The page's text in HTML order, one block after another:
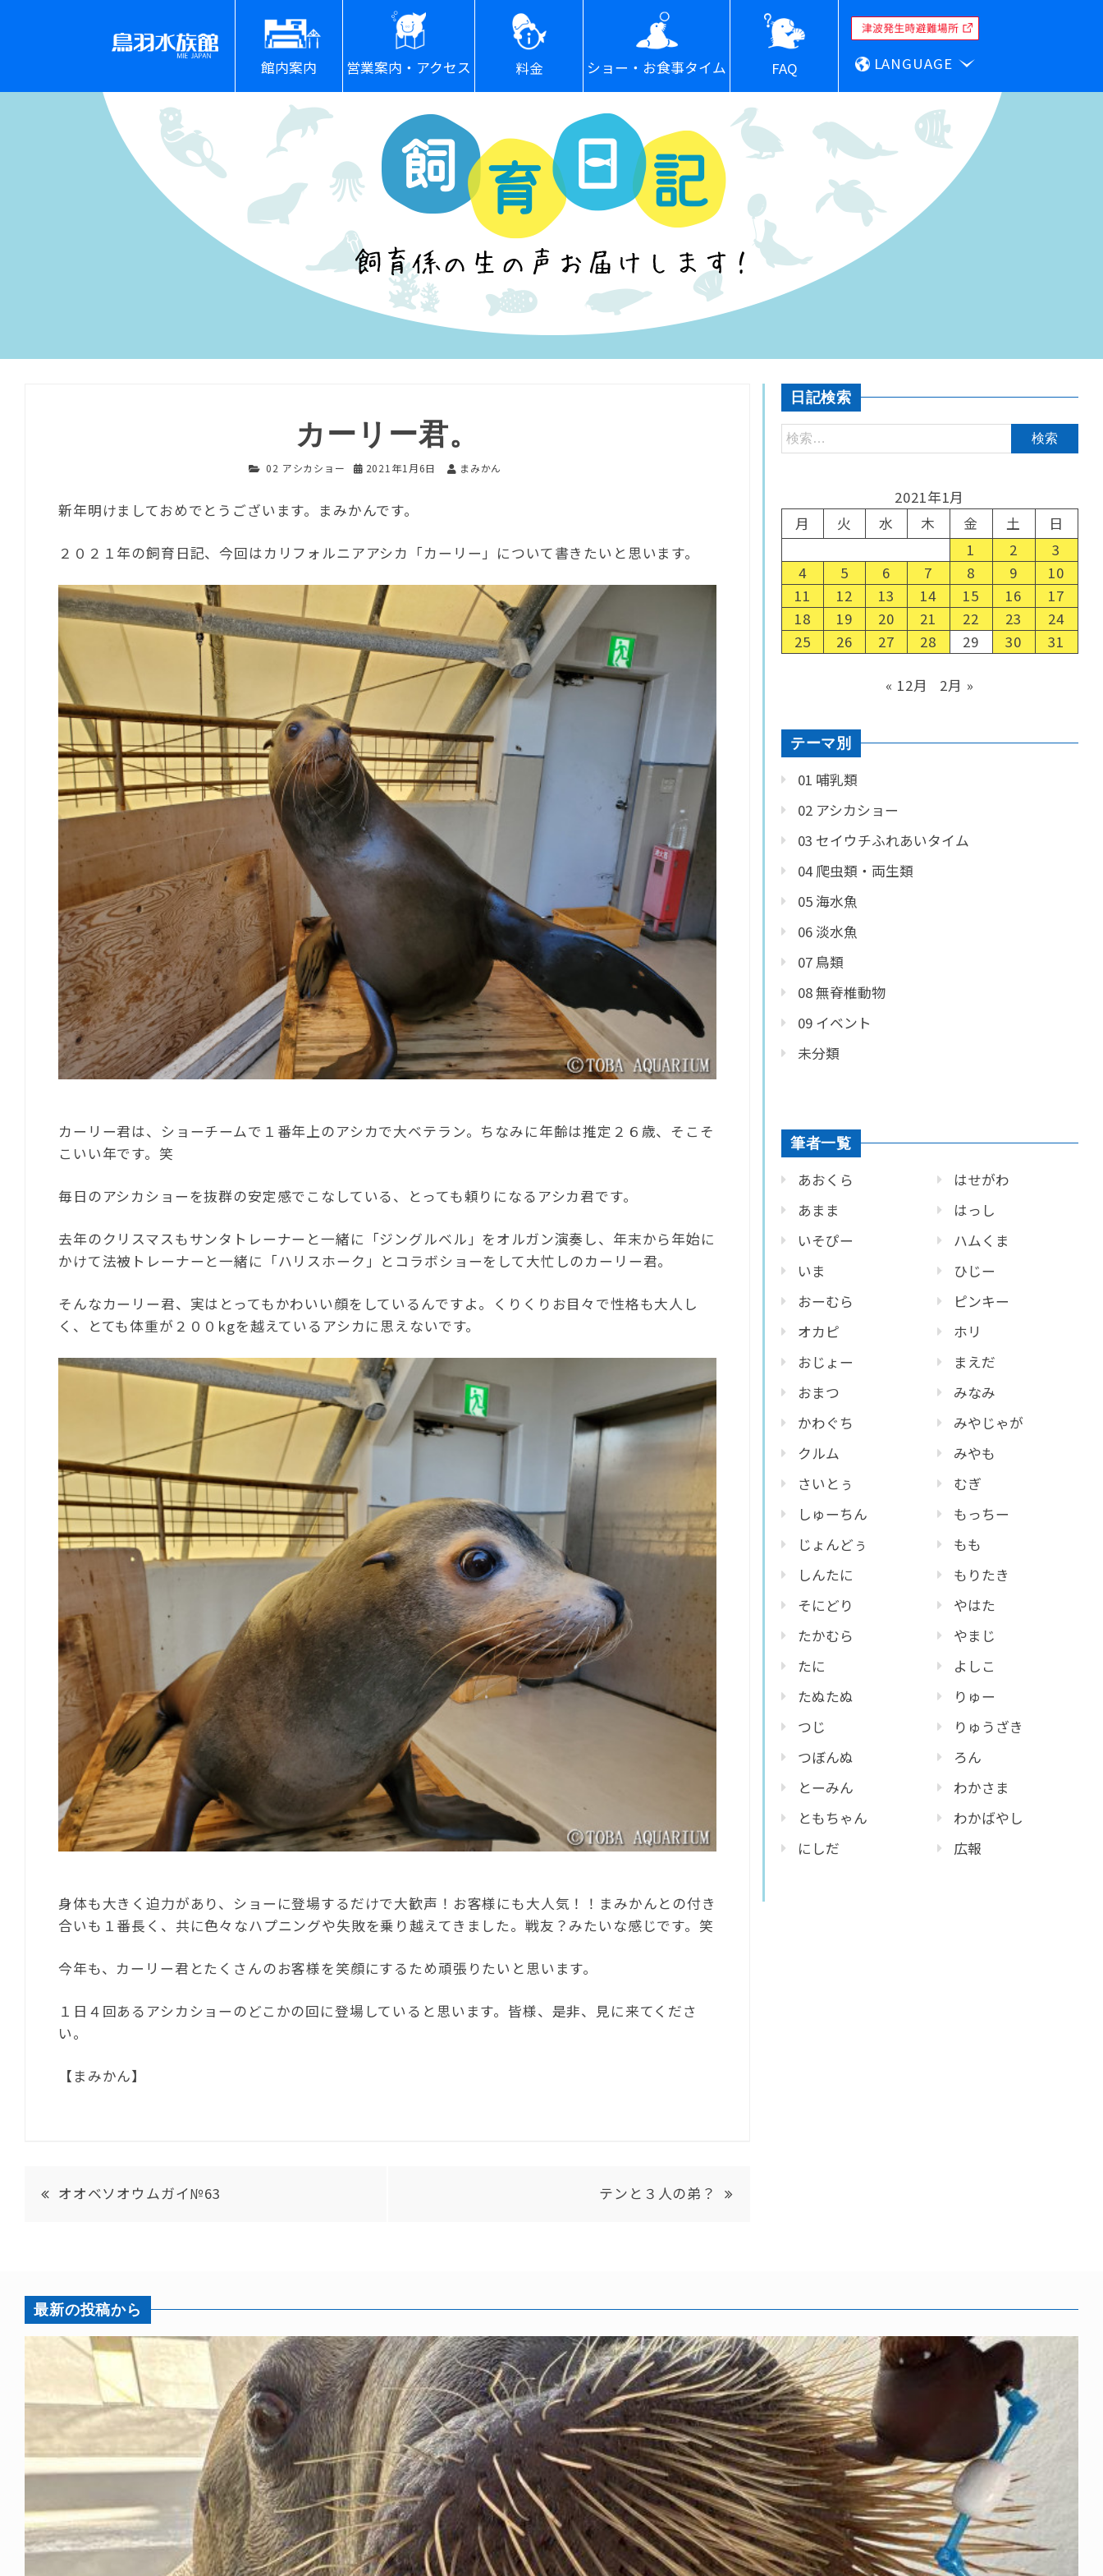
館内案内 営業案内・アクセス 料金 ショー・お食事タイム FAQ LANGUAGE
カーリー君。
02 アシカショー 2021年1月6日 まみかん
新年明けましておめでとうございます。まみかんです。
２０２１年の飼育日記、今回はカリフォルニアアシカ「カーリー」について書きたいと思います。
カーリー君は、ショーチームで１番年上のアシカで大ベテラン。ちなみに年齢は推定２６歳、そこそ
こいい年です。笑
毎日のアシカショーを抜群の安定感でこなしている、とっても頼りになるアシカ君です。
去年のクリスマスもサンタトレーナーと一緒に「ジングルベル」をオルガン演奏し、年末から年始に
かけて法被トレーナーと一緒に「ハリスホーク」とコラボショーをして大忙しのカーリー君。
そんなカーリー君、実はとってもかわいい顔をしているんですよ。くりくりお目々で性格も大人し
く、とても体重が２００kgを越えているアシカに思えないです。
身体も大きく迫力があり、ショーに登場するだけで大歓声！お客様にも大人気！！まみかんとの付き
合いも１番長く、共に色々なハプニングや失敗を乗り越えてきました。戦友？みたいな感じです。笑
今年も、カーリー君とたくさんのお客様を笑顔にするため頑張りたいと思います。
１日４回あるアシカショーのどこかの回に登場していると思います。皆様、是非、見に来てくださ
い。
【まみかん】
オオベソオウムガイ№63 テンと３人の弟？
日記検索
2021年1月
月
火 水 木 金 土
日
1
2
3
4
5 6 7 8 9
10
11
12 13 14 15 16
17
18
19 20 21 22 23
24
25
26 27 28 29 30 31
« 12月 2月 »
テーマ別
01 哺乳類
02 アシカショー
03 セイウチふれあいタイム
04 爬虫類・両生類
05 海水魚
06 淡水魚
07 鳥類
08 無脊椎動物
09 イベント
未分類
筆者一覧
あおくら
あまま
いそぴー
いま
おーむら
オカピ
おじょー
おまつ
かわぐち
クルム
さいとぅ
しゅーちん
じょんどぅ
しんたに
そにどり
たかむら
たに
たぬたぬ
つじ
つぼんぬ
とーみん
ともちゃん
にしだ
はせがわ
はっし
ハムくま
ひじー
ピンキー
ホリ
まえだ
みなみ
みやじゃが
みやも
むぎ
もっちー
もも
もりたき
やはた
やまじ
よしこ
りゅー
りゅうざき
ろん
わかさま
わかばやし
広報
最新の投稿から